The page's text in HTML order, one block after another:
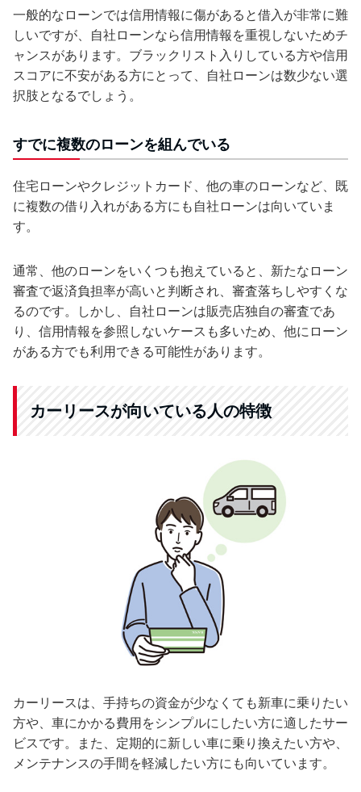
一般的なローンでは信用情報に傷があると借入が非常に難
しいですが、自社ローンなら信用情報を重視しないためチ
ャンスがあります。ブラックリスト入りしている方や信用
スコアに不安がある方にとって、自社ローンは数少ない選
択肢となるでしょう。
すでに複数のローンを組んでいる
住宅ローンやクレジットカード、他の車のローンなど、既
に複数の借り入れがある方にも自社ローンは向いていま
す。
通常、他のローンをいくつも抱えていると、新たなローン
審査で返済負担率が高いと判断され、審査落ちしやすくな
るのです。しかし、自社ローンは販売店独自の審査であ
り、信用情報を参照しないケースも多いため、他にローン
がある方でも利用できる可能性があります。
カーリースが向いている人の特徴
カーリースは、手持ちの資金が少なくても新車に乗りたい
方や、車にかかる費用をシンプルにしたい方に適したサー
ビスです。また、定期的に新しい車に乗り換えたい方や、
メンテナンスの手間を軽減したい方にも向いています。